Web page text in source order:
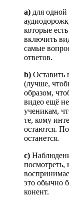
a) для
которые
включить
самые
ответов.
b) Оставить
(лучше,
образом,
видео ещё
ученикам,
те, кому
остаются.
останется.
c)
посмотреть,
это обычно
конент.